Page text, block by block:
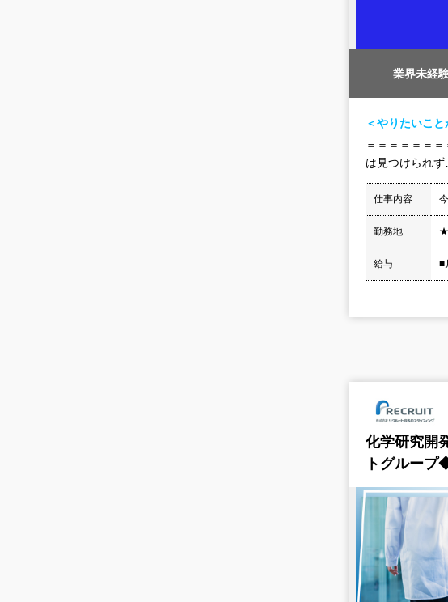
業界未経
＜やりたいこ
＝＝＝＝＝＝
は見つけられ
仕事内容
勤務地 ★
給与 ■
化学研究開
トグループ